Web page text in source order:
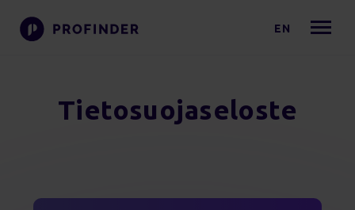
EN
Tietosuojaseloste